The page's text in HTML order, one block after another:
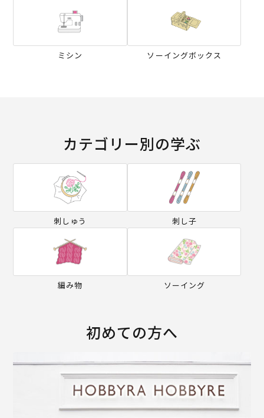
ミシン ソーイングボックス
カテゴリー別の学ぶ
刺しゅう 刺し子
編み物 ソーイング
初めての方へ